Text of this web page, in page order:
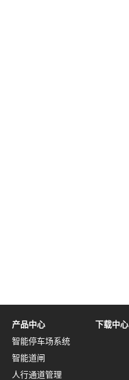
产品中心
智能停车场系统
智能道闸
人行通道管理
下载中心